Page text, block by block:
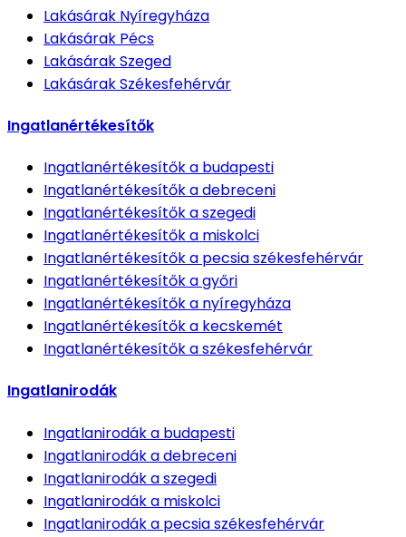
Lakásárak Nyíregyháza
Lakásárak Pécs
LakásárakSzeged
LakásárakSzékesfehérvár
Ingatlanértékesítők
Ingatlanértékesítőka budapesti
Ingatlanértékesítőka debreceni
Ingatlanértékesítőka szegedi
Ingatlanértékesítőka miskolci
Ingatlanértékesítőka pecsia székesfehérvár
Ingatlanértékesítőka győri
Ingatlanértékesítőka nyíregyháza
Ingatlanértékesítőka kecskemét
Ingatlanértékesítőka székesfehérvár
Ingatlanirodák
Ingatlanirodáka budapesti
Ingatlanirodáka debreceni
Ingatlanirodáka szegedi
Ingatlanirodáka miskolci
Ingatlanirodáka pecsia székesfehérvár